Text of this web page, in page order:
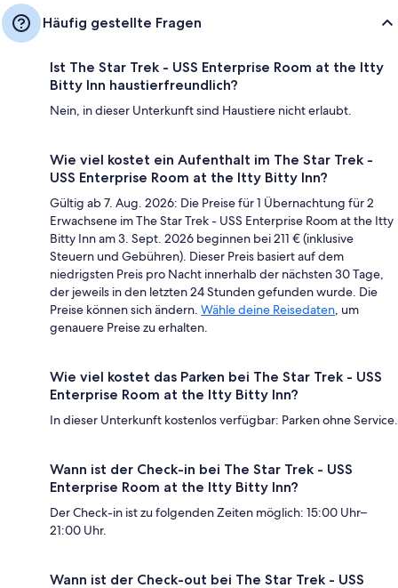
Häufig gestellte Fragen
Ist The Star Trek - USS Enterprise Room at the Itty
Bitty Inn haustierfreundlich?
Nein, in dieser Unterkunft sind Haustiere nicht erlaubt.
Wie viel kostet ein Aufenthalt im The Star Trek -
USS Enterprise Room at the Itty Bitty Inn?
Gültig ab 7. Aug. 2026: Die Preise für 1 Übernachtung für 2
Erwachsene im The Star Trek - USS Enterprise Room at the Itty
Bitty Inn am 3. Sept. 2026 beginnen bei 211 € (inklusive
Steuern und Gebühren). Dieser Preis basiert auf dem
niedrigsten Preis pro Nacht innerhalb der nächsten 30 Tage,
der jeweils in den letzten 24 Stunden gefunden wurde. Die
Preise können sich ändern. Wähle deine Reisedaten , um
genauere Preise zu erhalten.
Wie viel kostet das Parken bei The Star Trek - USS
Enterprise Room at the Itty Bitty Inn?
In dieser Unterkunft kostenlos verfügbar: Parken ohne Service.
Wann ist der Check-in bei The Star Trek - USS
Enterprise Room at the Itty Bitty Inn?
Der Check-in ist zu folgenden Zeiten möglich: 15:00 Uhr–
21:00 Uhr.
Wann ist der Check-out bei The Star Trek - USS